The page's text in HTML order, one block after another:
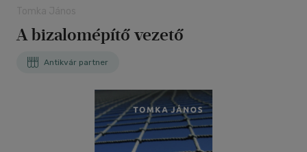
A bizalomépítő vezető
Antikvár partner